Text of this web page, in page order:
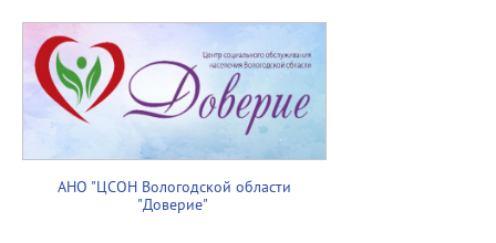
АНО "ЦСОН Вологодской области
"Доверие"